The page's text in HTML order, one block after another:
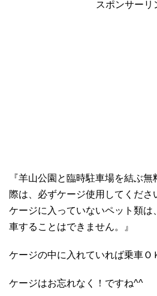
スポンサーリ
『羊山公園と臨時駐車場を結ぶ
際は、必ずケージ使用してくださ
ケージに入っていないペット類は
車することはできません。』
ケージの中に入れていれば乗車Ｏ
ケージはお忘れなく！ですね^^